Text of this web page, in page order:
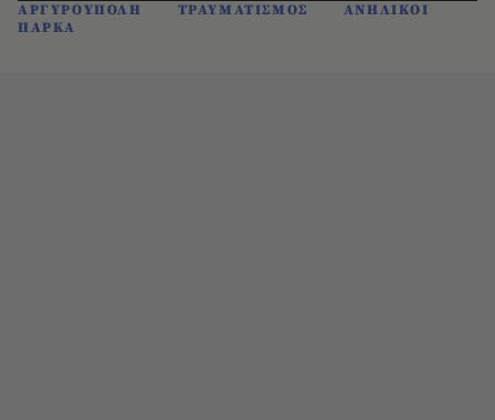
ΑΡΓΥΡΟΥΠΟΛΗ ΤΡΑΥΜΑΤΙΣΜΟΣ
ΑΝΗΛΙΚΟΙ
ΠΑΡΚΑ